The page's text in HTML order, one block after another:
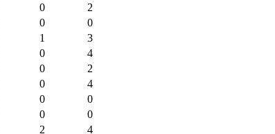
0
2
0
0
1
3
0
4
0
2
0
4
0
0
0
0
2 4